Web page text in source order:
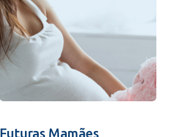
Futuras Mamães